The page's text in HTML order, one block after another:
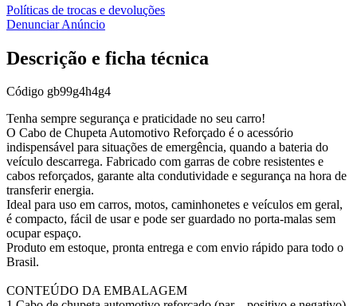
Políticas de trocas e devoluções
Denunciar Anúncio
Descrição e ficha técnica
Código gb99g4h4g4
Tenha sempre segurança e praticidade no seu carro!
O Cabo de Chupeta Automotivo Reforçado é o acessório
indispensável para situações de emergência, quando a bateria do
veículo descarrega. Fabricado com garras de cobre resistentes e
cabos reforçados, garante alta condutividade e segurança na hora de
transferir energia.
Ideal para uso em carros, motos, caminhonetes e veículos em geral,
é compacto, fácil de usar e pode ser guardado no porta-malas sem
ocupar espaço.
Produto em estoque, pronta entrega e com envio rápido para todo o
Brasil.
CONTEÚDO DA EMBALAGEM